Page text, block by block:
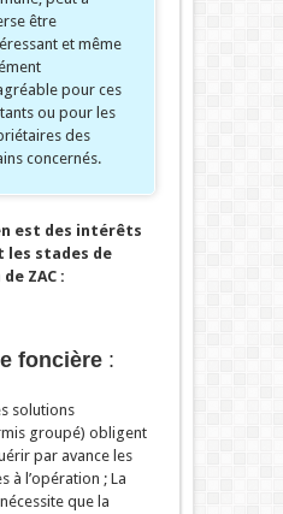
être
et même
pour ces
ou pour les
des
concernés.
est des intérêts
les stades de
ZAC :
foncière :
solutions
groupé) obligent
par avance les
à l’opération ; La
que la